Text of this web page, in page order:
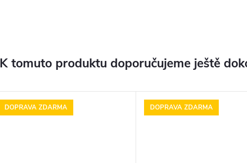
K tomuto produktu doporučujeme ještě
DOPRAVA ZDARMA DOPRAVA ZDARMA